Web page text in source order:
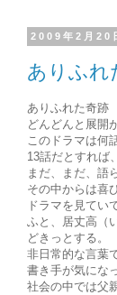
2009年2月20
ありふ
ありふれた奇
どんどんと展開
このドラマは何
13話だとすれば
まだ、まだ、語
その中からは喜
ドラマを見てい
ふと、居丈高（
どきっとする。
非日常的な言葉
書き手が気にな
社会の中では父